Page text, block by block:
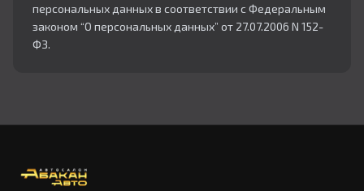
персональных данных в соответствии с Федеральным
законом “О персональных данных” от 27.07.2006 N 152-
ФЗ.